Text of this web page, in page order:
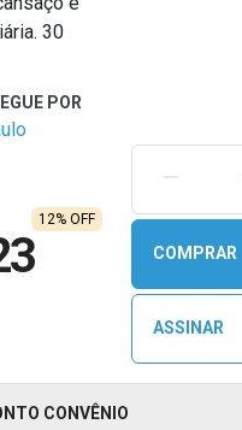
30
12% OFF
COMPRAR
ASSINAR
CONVÊNIO